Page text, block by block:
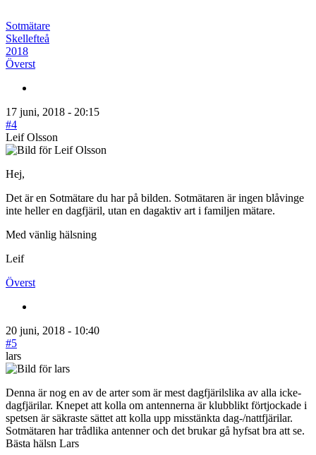
Sotmätare
Skellefteå
2018
Överst
17 juni, 2018 - 20:15
#4
Leif Olsson
Hej,
Det är en Sotmätare du har på bilden. Sotmätaren är ingen blåvinge
inte heller en dagfjäril, utan en dagaktiv art i familjen mätare.
Med vänlig hälsning
Leif
Överst
20 juni, 2018 - 10:40
#5
lars
Denna är nog en av de arter som är mest dagfjärilslika av alla icke-
dagfjärilar. Knepet att kolla om antennerna är klubblikt förtjockade i
spetsen är säkraste sättet att kolla upp misstänkta dag-/nattfjärilar.
Sotmätaren har trådlika antenner och det brukar gå hyfsat bra att se.
Bästa hälsn Lars